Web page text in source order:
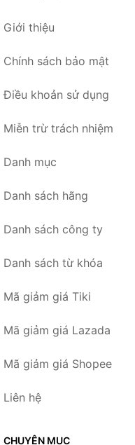
Giới thiệu
Chính sách bảo mật
Điều khoản sử dụng
Miễn trừ trách nhiệm
Danh mục
Danh sách hãng
Danh sách công ty
Danh sách từ khóa
Mã giảm giá Tiki
Mã giảm giá Lazada
Mã giảm giá Shopee
Liên hệ
CHUYÊN MỤC